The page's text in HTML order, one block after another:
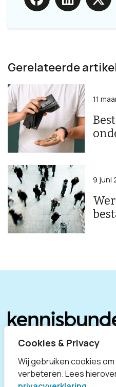
Cookies & Privacy
Wij gebruiken cookies
verbeteren. Lees
Gerelateerde
11
9 juni